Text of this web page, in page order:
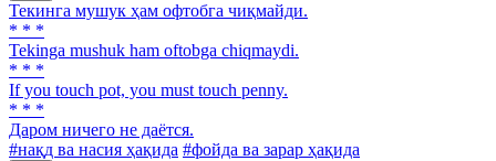
Текинга мушук ҳам офтобга чиқмайди.
* * *
Tekinga mushuk ham oftobga chiqmaydi.
* * *
If you touch pot, you must touch penny.
* * *
Даром ничего не даётся.
#нақд ва насия ҳақида #фойда ва зарар ҳақида